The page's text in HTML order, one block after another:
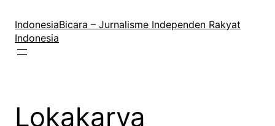
konten
IndonesiaBicara – Jurnalisme Independen Rakyat
Indonesia
Lokakarya